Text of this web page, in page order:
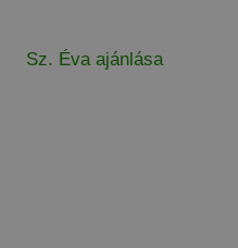
Sz. Éva ajánlása